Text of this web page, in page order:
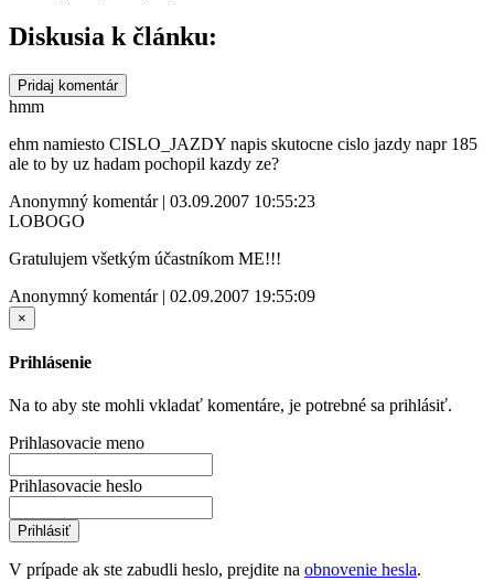
Diskusia k článku:
Pridaj komentár
hmm
ehm namiesto CISLO_JAZDY napis skutocne cislo jazdy napr 185
ale to by uz hadam pochopil kazdy ze?
Anonymný komentár | 03.09.2007 10:55:23
LOBOGO
Gratulujem všetkým účastníkom ME!!!
Anonymný komentár | 02.09.2007 19:55:09
×
Prihlásenie
Na to aby ste mohli vkladať komentáre, je potrebné sa prihlásiť.
Prihlasovacie meno
Prihlasovacie heslo
Prihlásiť
V prípade ak ste zabudli heslo, prejdite na obnovenie hesla.